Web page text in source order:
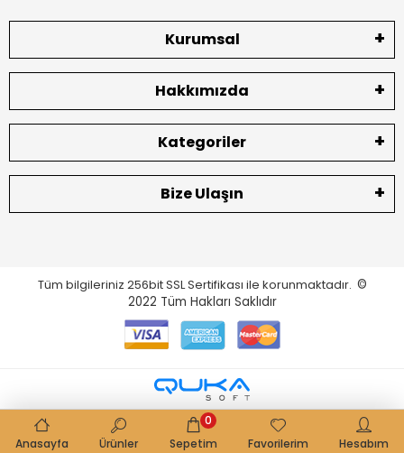
Kurumsal
Hakkımızda
Kategoriler
Bize Ulaşın
Tüm bilgileriniz 256bit SSL Sertifikası ile korunmaktadır. ©
2022 Tüm Hakları Saklıdır
Anasayfa Ürünler Sepetim
0
Favorilerim
Hesabım